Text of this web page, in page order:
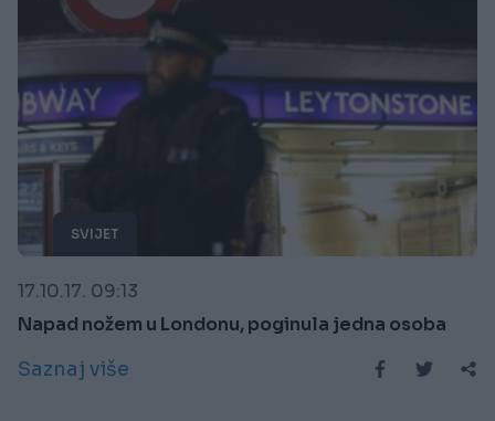
SVIJET
17.10.17. 09:13
Napad nožem u Londonu, poginula jedna osoba
Saznaj više